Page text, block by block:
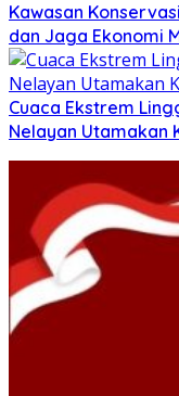
Kawasan
dan Jaga Ekonomi
Cuaca Ekstrem
Nelayan Utamakan